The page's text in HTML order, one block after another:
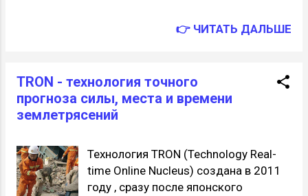
прерываются и буферизуются
(останавливаются для
технических средств, которые могут
позволить решить эту проблему.
Содержание Решение для телефонов
компьютеров GoodbyeDPI
Браузерные расширения Piped.video
Решения для роутеров Решения для
👉 ЧИТАТЬ ДАЛЬШЕ
TRON - технология точного
прогноза силы, места и времени
землетрясений
Технология TRON (Technology Real-
time Online Nucleus) создана в 2011
году , сразу после японского